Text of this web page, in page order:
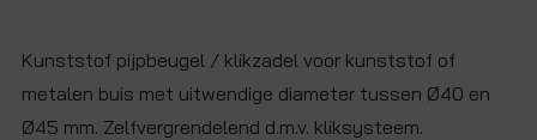
Kunststof pijpbeugel / klikzadel voor kunststof of
metalen buis met uitwendige diameter tussen Ø40 en
Ø45 mm. Zelfvergrendelend d.m.v. kliksysteem.